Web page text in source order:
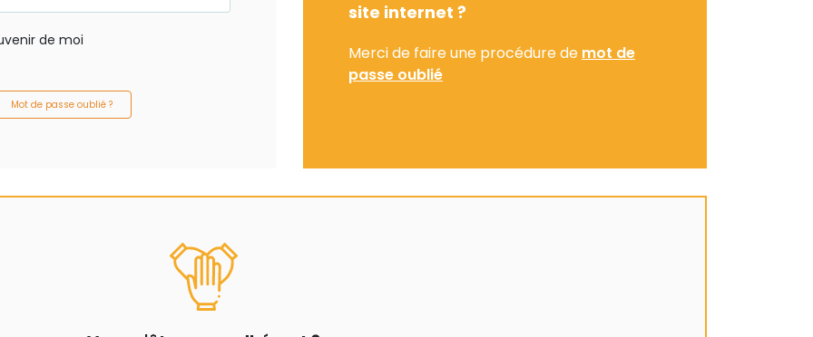
de moi
Mot de passe oublié ?
site internet ?
Merci de faire une procédure de mot de
passe oublié